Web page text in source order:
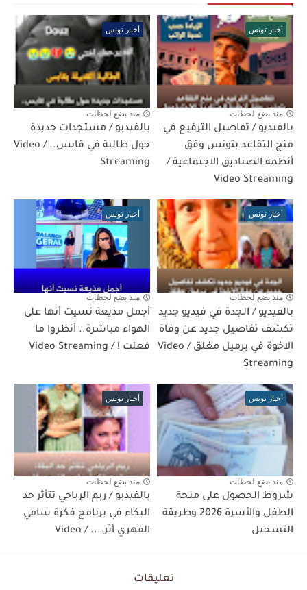
أخبار تونس
منذ بضع لحظات
بالفيديو / تفاصيل الترفيع في
منح التقاعد بتونس وفق
أنظمة الصناديق الاجتماعية /
Video Streaming
أخبار تونس
منذ بضع لحظات
بالفيديو / مستجدات جديدة
حول طالبة في قابس.. / Video
Streaming
أخبار تونس
منذ بضع لحظات
بالفيديو / الجدة في فيديو جديد
تكشف تفاصيل جديد عن وفاة
الاخوة في برميل مغلق / Video
Streaming
أخبار تونس
منذ بضع لحظات
أجمل مذيعة نسيت أنها على
الهواء مباشرة.. أنظروا ما
فعلت ! / Video Streaming
أخبار تونس
منذ بضع لحظات
شروط الحصول على منحة
الطفل والأسرة 2026 وطريقة
التسجيل
أخبار تونس
منذ بضع لحظات
بالفيديو / ريم الرياحي تتأثر حد
البكاء في برنامج فكرة سامي
الفهري أثر.... / Video
تعليقات